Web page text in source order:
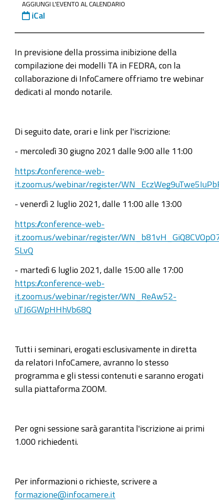
30
giugno
2021
-
webinar
nel
ambiente
DIRE
2021-
30T09:00:00+02:00
2021-
06-
30T11:00:00+02:00
Da
febbraio
2021
le
Trasferimento
d'azienda
possono
essere
inviate
anche
nuovo
software
AGGIUNGI L'EVENTO AL CALENDARIO
iCal
In previsione della prossima inibizione della
compilazione dei modelli TA in FEDRA, con la
collaborazione di InfoCamere offriamo tre webinar
dedicati al mondo notarile.
Di seguito date, orari e link per l'iscrizione:
- mercoledì 30 giugno 2021 dalle 9:00 alle 11:00
https://conference-web-
it.zoom.us/webinar/register/
- venerdì 2 luglio 2021, dalle 11:00 alle 13:00
https://conference-web-
it.zoom.us/webinar/register/
SLvQ
- martedì 6 luglio 2021, dalle 15:00 alle 17:00
https://conference-web-
it.zoom.us/webinar/register/WN_ReAw52-
uTJ6GWpHHhVb68Q
Tutti i seminari, erogati esclusivamente in diretta
da relatori InfoCamere, avranno lo stesso
programma e gli stessi contenuti e saranno erogati
sulla piattaforma ZOOM.
Per ogni sessione sarà garantita l'iscrizione ai primi
1.000 richiedenti.
Per informazioni o richieste, scrivere a
formazione@infocamere.it